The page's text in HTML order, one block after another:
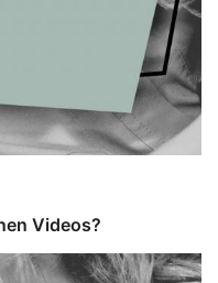
Videos?